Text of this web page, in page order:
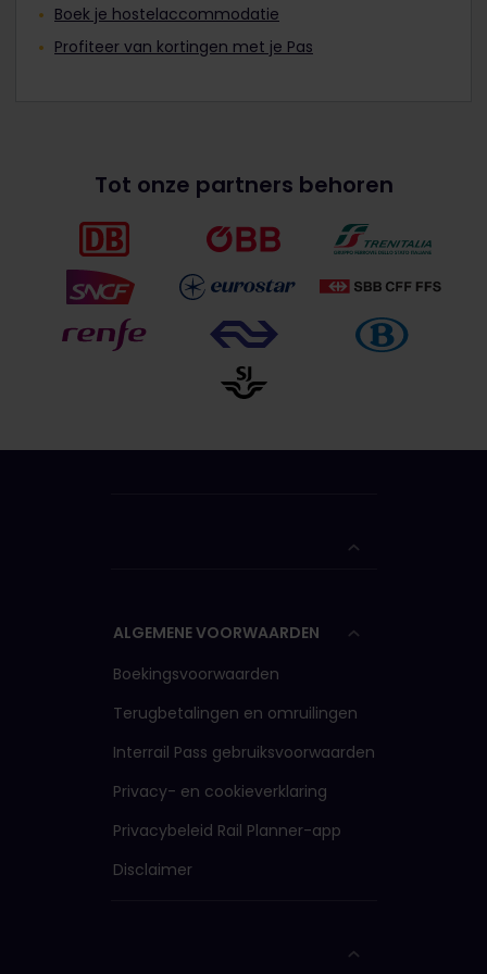
Boek je hostelaccommodatie
Profiteer van kortingen met je Pas
Tot onze partners behoren
ALGEMENE VOORWAARDEN
Boekingsvoorwaarden
Terugbetalingen en omruilingen
Interrail Pass gebruiksvoorwaarden
Privacy- en cookieverklaring
Privacybeleid Rail Planner-app
Disclaimer